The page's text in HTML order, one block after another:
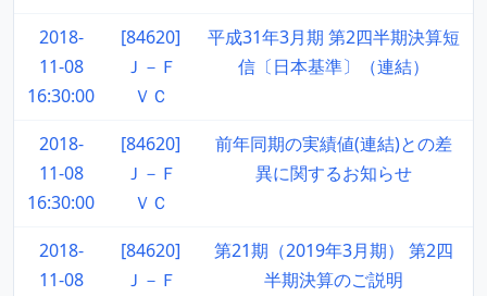
2018-
11-08
16:30:00
[84620]
Ｊ－Ｆ
ＶＣ
平成31年3月期 第2四半期決算短
信〔日本基準〕（連結）
2018-
11-08
16:30:00
[84620]
Ｊ－Ｆ
ＶＣ
前年同期の実績値(連結)との差
異に関するお知らせ
2018-
11-08
[84620]
Ｊ－Ｆ
第21期（2019年3月期） 第2四
半期決算のご説明